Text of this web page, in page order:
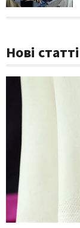
Нові статті